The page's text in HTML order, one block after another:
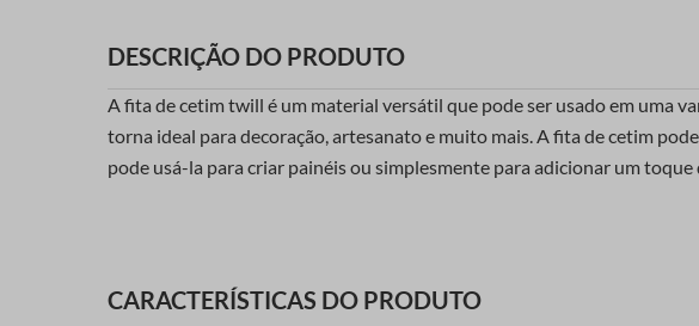
DESCRIÇÃO DO PRODUTO
A fita de cetim twill é um material versátil que pode ser usado em uma
torna ideal para decoração, artesanato e muito mais. A fita de cetim
pode usá-la para criar painéis ou simplesmente para adicionar um toque
CARACTERÍSTICAS DO PRODUTO